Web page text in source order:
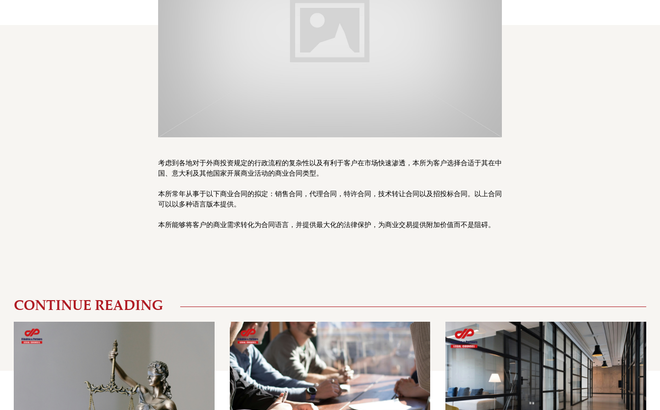
医疗健康和生命科学
考虑到各地对于外商投资规定的行政流程的复杂性以及有利于客户在市场快速渗透，本所为客户选择合适于其在中
国、意大利及其他国家开展商业活动的商业合同类型。
本所常年从事于以下商业合同的拟定：销售合同，代理合同，特许合同，技术转让合同以及招投标合同。以上合同
可以以多种语言版本提供。
本所能够将客户的商业需求转化为合同语言，并提供最大化的法律保护，为商业交易提供附加价值而不是阻碍。
CONTINUE READING